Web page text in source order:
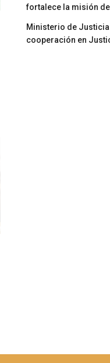
fortalece la misión
Ministerio de Justicia
cooperación en